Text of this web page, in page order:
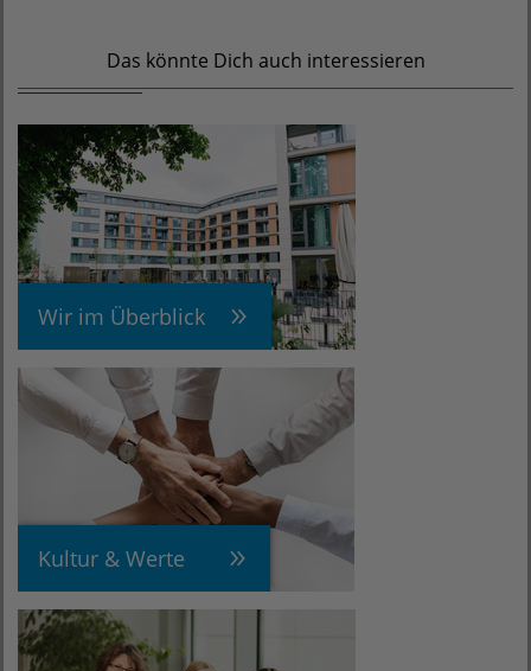
Das könnte Dich auch interessieren
Wir im Überblick
Kultur & Werte